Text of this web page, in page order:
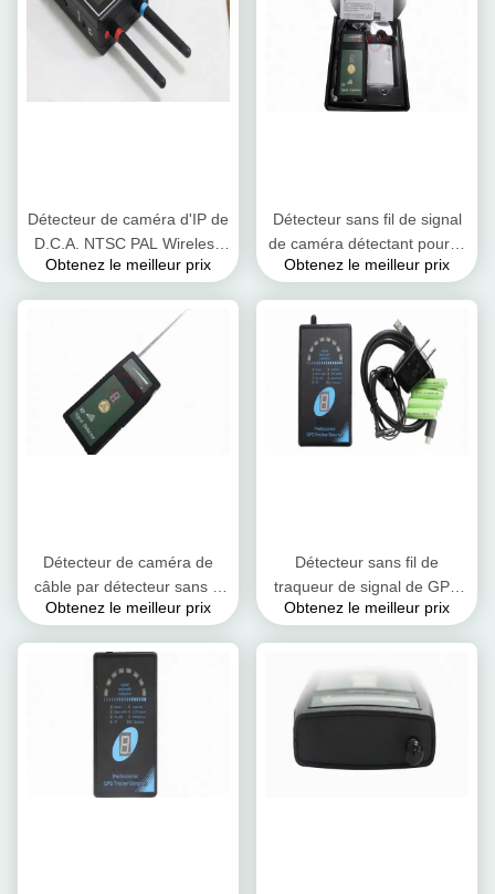
Détecteur de caméra d'IP de
D.C.A. NTSC PAL Wireless
Camera Hunter 6.0GHz WiFi
Obtenez le meilleur prix
Détecteur sans fil de signal
de caméra détectant pour le
téléphone
Obtenez le meilleur prix
Détecteur de caméra de
câble par détecteur sans fil
large de signal de
Obtenez le meilleur prix
Détecteur sans fil de
traqueur de signal de GPS
de brouilleur de signal
Obtenez le meilleur prix